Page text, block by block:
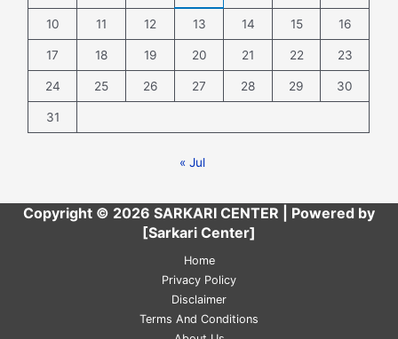
10 11 12 13 14 15 16
17 18 19 20 21 22 23
24 25 26 27 28 29 30
31
« Jul
Copyright © 2026 SARKARI CENTER | Powered by
[Sarkari Center]
Home
Privacy Policy
Disclaimer
Terms And Conditions